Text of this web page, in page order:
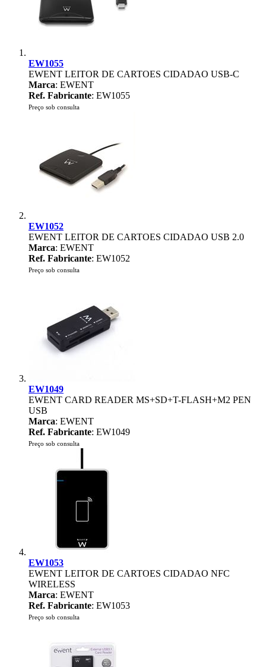
EW1055
EWENT LEITOR DE CARTOES CIDADAO USB-C
Marca: EWENT
Ref. Fabricante: EW1055
Preço sob consulta
EW1052
EWENT LEITOR DE CARTOES CIDADAO USB 2.0
Marca: EWENT
Ref. Fabricante: EW1052
Preço sob consulta
EW1049
EWENT CARD READER MS+SD+T-FLASH+M2 PEN
USB
Marca: EWENT
Ref. Fabricante: EW1049
Preço sob consulta
EW1053
EWENT LEITOR DE CARTOES CIDADAO NFC
WIRELESS
Marca: EWENT
Ref. Fabricante: EW1053
Preço sob consulta